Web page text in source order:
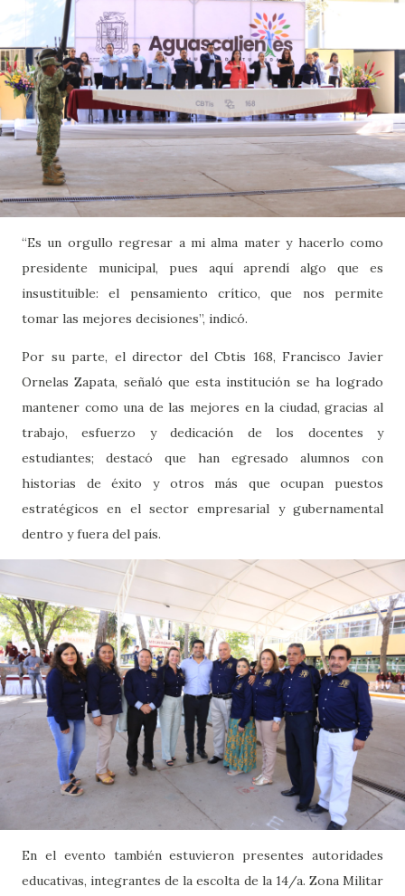
“Es un orgullo regresar a mi alma mater y hacerlo como
presidente municipal, pues aquí aprendí algo que es
insustituible: el pensamiento crítico, que nos permite
tomar las mejores decisiones”, indicó.
Por su parte, el director del Cbtis 168, Francisco Javier
Ornelas Zapata, señaló que esta institución se ha logrado
mantener como una de las mejores en la ciudad, gracias al
trabajo, esfuerzo y dedicación de los docentes y
estudiantes; destacó que han egresado alumnos con
historias de éxito y otros más que ocupan puestos
estratégicos en el sector empresarial y gubernamental
dentro y fuera del país.
En el evento también estuvieron presentes autoridades
educativas, integrantes de la escolta de la 14/a. Zona Militar